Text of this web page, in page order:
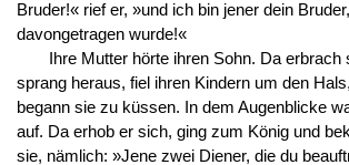
Bruder!« rief er, »und ich bin jener dein
davongetragen wurde!«
Ihre Mutter hörte ihren Sohn. Da erbrach
sprang heraus, fiel ihren Kindern um den
begann sie zu küssen. In dem Augenblicke
auf. Da erhob er sich, ging zum König und
sie, nämlich: »Jene zwei Diener, die du